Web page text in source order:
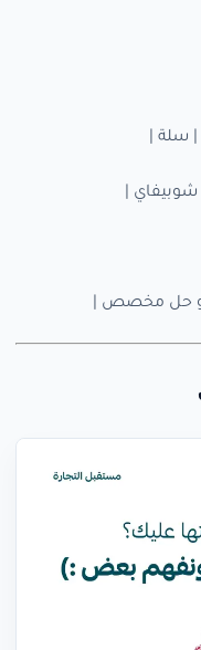
سلة |
|
أو حل مخصص |